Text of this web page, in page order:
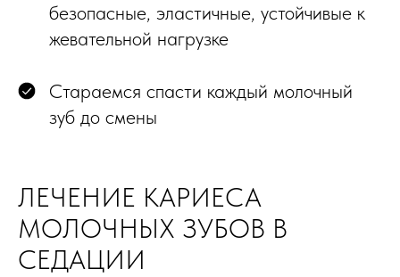
безопасные, эластичные, устойчивые к
жевательной нагрузке
Стараемся спасти каждый молочный
зуб до смены
ЛЕЧЕНИЕ КАРИЕСА
МОЛОЧНЫХ ЗУБОВ В
СЕДАЦИИ